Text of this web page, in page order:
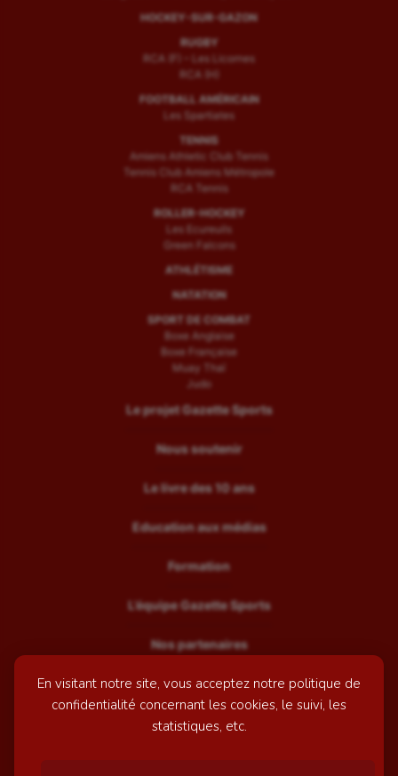
En visitant notre site, vous acceptez notre politique de
confidentialité concernant les cookies, le suivi, les
statistiques, etc.
HOCKEY-SUR-GAZON
RUGBY
RCA (F) – Les Licornes
RCA (H)
FOOTBALL AMÉRICAIN
Les Spartiates
TENNIS
Amiens Athletic Club Tennis
Tennis Club Amiens Métropole
RCA Tennis
ROLLER-HOCKEY
Les Ecureuils
Green Falcons
ATHLÉTISME
NATATION
SPORT DE COMBAT
Boxe Anglaise
Boxe Française
Muay Thaï
Judo
Le projet Gazette Sports
Nous soutenir
Le livre des 10 ans
Education aux médias
Formation
L’équipe Gazette Sports
Nos partenaires
Recrutement
Mentions légales